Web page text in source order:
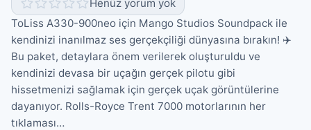
Henüz yorum yok
ToLiss A330-900neo için Mango Studios Soundpack ile
kendinizi inanılmaz ses gerçekçiliği dünyasına bırakın! ✈️
Bu paket, detaylara önem verilerek oluşturuldu ve
kendinizi devasa bir uçağın gerçek pilotu gibi
hissetmenizi sağlamak için gerçek uçak görüntülerine
dayanıyor. Rolls-Royce Trent 7000 motorlarının her
tıklaması…